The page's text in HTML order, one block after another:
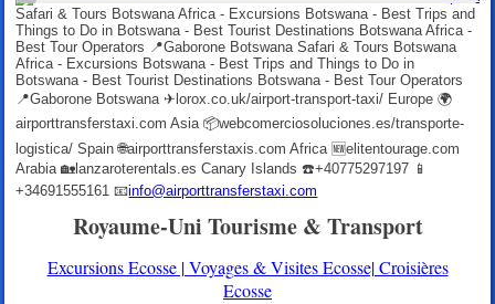
Safari & Tours Botswana Africa - Excursions Botswana - Best Trips and
Things to Do in Botswana - Best Tourist Destinations Botswana Africa -
Best Tour Operators 📍Gaborone Botswana Safari & Tours Botswana
Africa - Excursions Botswana - Best Trips and Things to Do in
Botswana - Best Tourist Destinations Botswana - Best Tour Operators
📍Gaborone Botswana ✈lorox.co.uk/airport-transport-taxi/ Europe 🌍
airporttransferstaxi.com Asia 📦webcomerciosoluciones.es/transporte-
logistica/ Spain 🌐airporttransferstaxis.com Africa 🆕elitentourage.com
Arabia 🏡lanzaroterentals.es Canary Islands ☎️+40775297197 📱
+34691555161 📧info@airporttransferstaxi.com
Royaume-Uni Tourisme & Transport
Excursions Ecosse | Voyages & Visites Ecosse| Croisières
Ecosse